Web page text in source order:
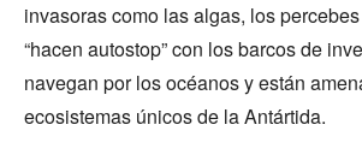
invasoras como las algas, los
“hacen autostop” con los barcos de
navegan por los océanos y están
ecosistemas únicos de la Antártida.